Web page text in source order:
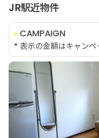
JR駅近物件
CAMPAIGN
* 表示の金額はキャン